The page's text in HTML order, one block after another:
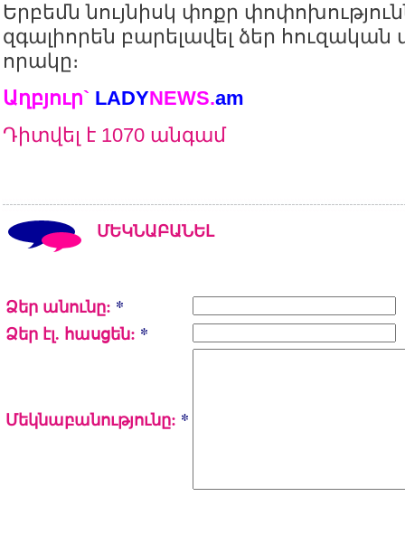
Երբեմն նույնիսկ փոքր
զգալիորեն բարելավել ձեր հուզական
որակը։
Աղբյուր` LADYNEWS.am
Դիտվել է 1070 անգամ
ՄԵԿՆԱԲԱՆԵԼ
Ձեր անունը: *
Ձեր էլ. հասցեն: *
Մեկնաբանությունը: *